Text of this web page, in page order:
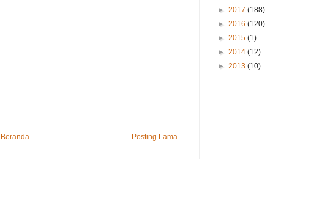
Posting Lama
Beranda
► 2017 (188)
► 2016 (120)
► 2015 (1)
► 2014 (12)
► 2013 (10)